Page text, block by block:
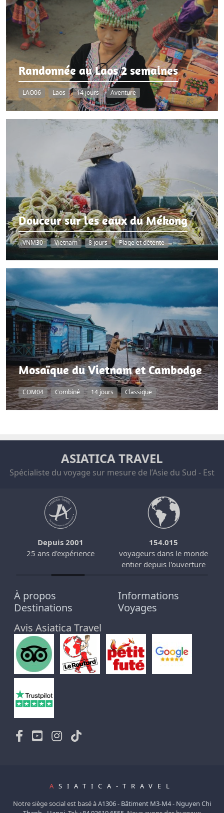
Randonnée au Laos 2 semaines
LAO06 Laos 14 jours Aventure
Douceur sur les eaux du Mékong
VNM30 Vietnam 8 jours Plage et détente
Mosaïque du Vietnam et Cambodge
COM04 Combiné 14 jours Classique
ASIATICA TRAVEL
Spécialiste du voyage sur mesure de l’Asie du Sud - Est
Depuis 2001
25 ans d'expérience
154.015
voyageurs dans le monde
entier depuis l'ouverture
À propos
Informations
Destinations
Voyages
Avis Asiatica Travel
A SIATICA-TRAVEL
Notre siège social est basé àA1306 - Bâtiment M3-M4 - Nguyen Chi